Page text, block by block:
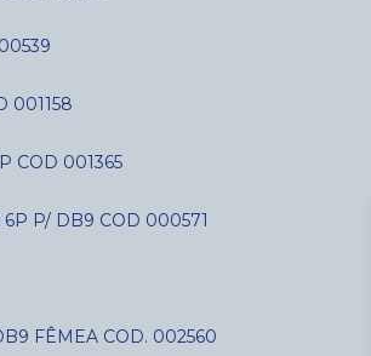
001158
COD 001365
6P P/ DB9 COD 000571
FÊMEA COD. 002560